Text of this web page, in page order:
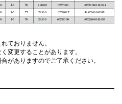
1-3 76 29000 6257030 4952260042664
1-5 77 28500 6258027 4952260042671
1-5 76 29500 6258030 4952260042688
ておりません。
変更することがあります。
がありますのでご了承ください。